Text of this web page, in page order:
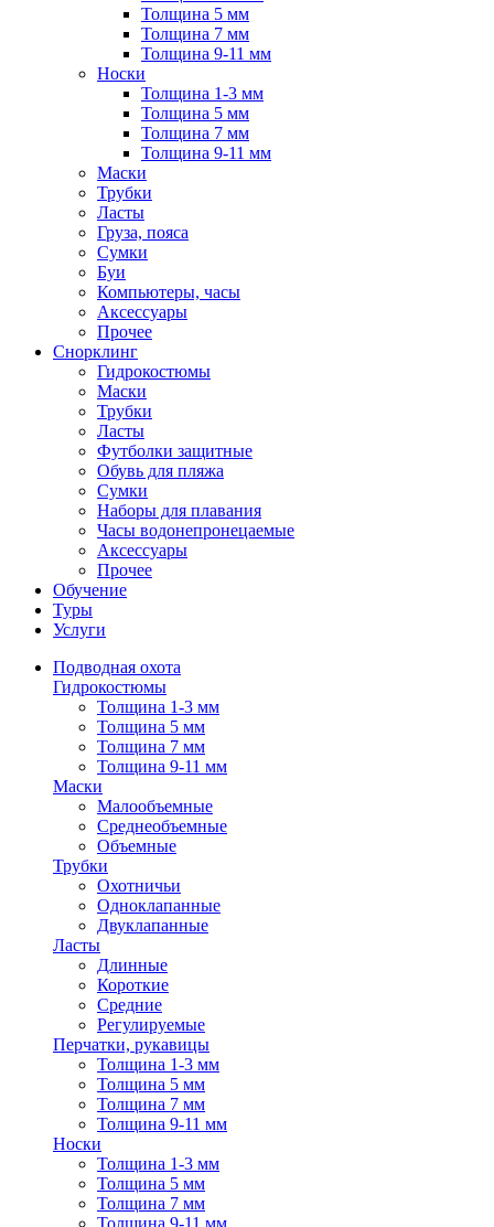
Толщина 5 мм
Толщина 7 мм
Толщина 9-11 мм
Носки
Толщина 1-3 мм
Толщина 5 мм
Толщина 7 мм
Толщина 9-11 мм
Маски
Трубки
Ласты
Груза, пояса
Сумки
Буи
Компьютеры, часы
Аксессуары
Прочее
Снорклинг
Гидрокостюмы
Маски
Трубки
Ласты
Футболки защитные
Обувь для пляжа
Сумки
Наборы для плавания
Часы водонепронецаемые
Аксессуары
Прочее
Обучение
Туры
Услуги
Подводная охота
Гидрокостюмы
Толщина 1-3 мм
Толщина 5 мм
Толщина 7 мм
Толщина 9-11 мм
Маски
Малообъемные
Среднеобъемные
Объемные
Трубки
Охотничьи
Одноклапанные
Двуклапанные
Ласты
Длинные
Короткие
Средние
Регулируемые
Перчатки, рукавицы
Толщина 1-3 мм
Толщина 5 мм
Толщина 7 мм
Толщина 9-11 мм
Носки
Толщина 1-3 мм
Толщина 5 мм
Толщина 7 мм
Толщина 9-11 мм